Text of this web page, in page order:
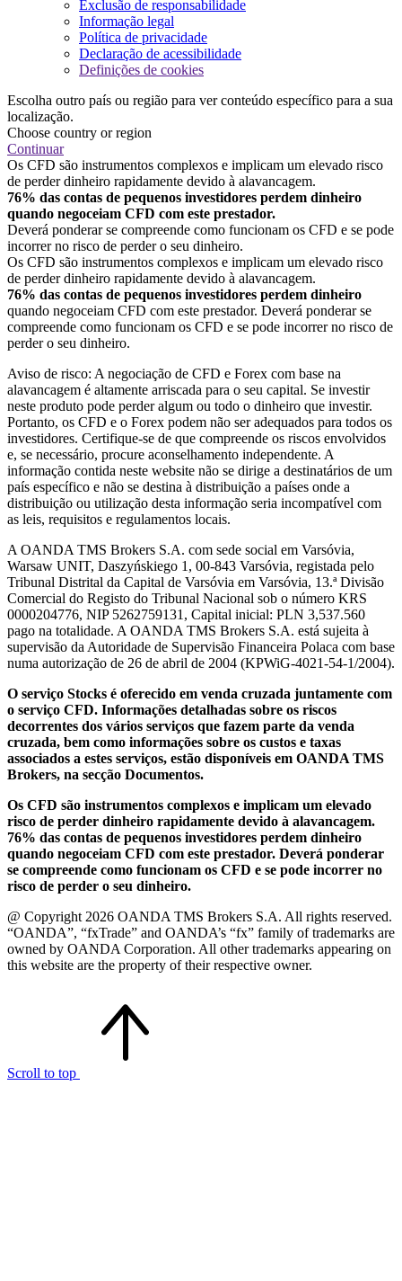
Exclusão de responsabilidade
Informação legal
Política de privacidade
Declaração de acessibilidade
Definições de cookies
Escolha outro país ou região para ver conteúdo específico para a sua
localização.
Choose country or region
Continuar
Os CFD são instrumentos complexos e implicam um elevado risco
de perder dinheiro rapidamente devido à alavancagem.
76% das contas de pequenos investidores perdem dinheiro
quando negoceiam CFD com este prestador.
Deverá ponderar se compreende como funcionam os CFD e se pode
incorrer no risco de perder o seu dinheiro.
Os CFD são instrumentos complexos e implicam um elevado risco
de perder dinheiro rapidamente devido à alavancagem.
76% das contas de pequenos investidores perdem dinheiro
quando negoceiam CFD com este prestador. Deverá ponderar se
compreende como funcionam os CFD e se pode incorrer no risco de
perder o seu dinheiro.
Aviso de risco: A negociação de CFD e Forex com base na
alavancagem é altamente arriscada para o seu capital. Se investir
neste produto pode perder algum ou todo o dinheiro que investir.
Portanto, os CFD e o Forex podem não ser adequados para todos os
investidores. Certifique-se de que compreende os riscos envolvidos
e, se necessário, procure aconselhamento independente. A
informação contida neste website não se dirige a destinatários de um
país específico e não se destina à distribuição a países onde a
distribuição ou utilização desta informação seria incompatível com
as leis, requisitos e regulamentos locais.
A OANDA TMS Brokers S.A. com sede social em Varsóvia,
Warsaw UNIT, Daszyńskiego 1, 00-843 Varsóvia, registada pelo
Tribunal Distrital da Capital de Varsóvia em Varsóvia, 13.ª Divisão
Comercial do Registo do Tribunal Nacional sob o número KRS
0000204776, NIP 5262759131, Capital inicial: PLN 3,537.560
pago na totalidade. A OANDA TMS Brokers S.A. está sujeita à
supervisão da Autoridade de Supervisão Financeira Polaca com base
numa autorização de 26 de abril de 2004 (KPWiG-4021-54-1/2004).
O serviço Stocks é oferecido em venda cruzada juntamente com
o serviço CFD. Informações detalhadas sobre os riscos
decorrentes dos vários serviços que fazem parte da venda
cruzada, bem como informações sobre os custos e taxas
associados a estes serviços, estão disponíveis em OANDA TMS
Brokers, na secção Documentos.
Os CFD são instrumentos complexos e implicam um elevado
risco de perder dinheiro rapidamente devido à alavancagem.
76% das contas de pequenos investidores perdem dinheiro
quando negoceiam CFD com este prestador. Deverá ponderar
se compreende como funcionam os CFD e se pode incorrer no
risco de perder o seu dinheiro.
@ Copyright 2026 OANDA TMS Brokers S.A. All rights reserved.
“OANDA”, “fxTrade” and OANDA’s “fx” family of trademarks are
owned by OANDA Corporation. All other trademarks appearing on
this website are the property of their respective owner.
Scroll to top